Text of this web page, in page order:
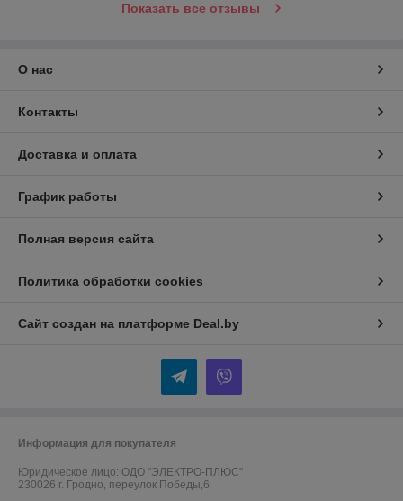
Показать все отзывы
О нас
Контакты
Доставка и оплата
График работы
Полная версия сайта
Политика обработки cookies
Сайт создан на платформе Deal.by
Информация для покупателя
Юридическое лицо: ОДО "ЭЛЕКТРО-ПЛЮС"
230026 г. Гродно, переулок Победы,6